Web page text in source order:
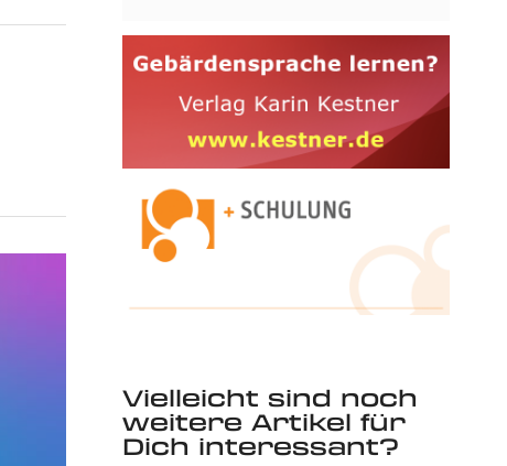
Vielleicht sind noch
weitere Artikel für
Dich interessant?